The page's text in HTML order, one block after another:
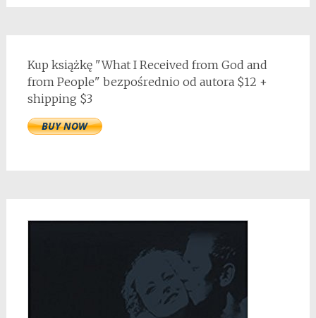
Kup książkę "What I Received from God and
from People" bezpośrednio od autora $12 +
shipping $3